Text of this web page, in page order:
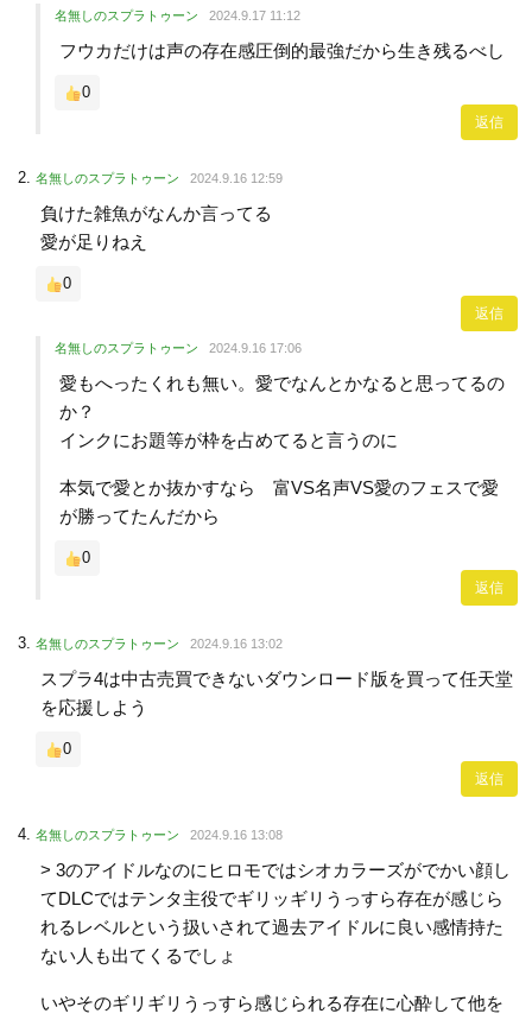
名無しのスプラトゥーン 2024.9.17 11:12
フウカだけは声の存在感圧倒的最強だから生き残るべし
0
返信
名無しのスプラトゥーン 2024.9.16 12:59
負けた雑魚がなんか言ってる
愛が足りねえ
0
返信
名無しのスプラトゥーン 2024.9.16 17:06
愛もへったくれも無い。愛でなんとかなると思ってるの
か？
インクにお題等が枠を占めてると言うのに
本気で愛とか抜かすなら 富VS名声VS愛のフェスで愛
が勝ってたんだから
0
返信
名無しのスプラトゥーン 2024.9.16 13:02
スプラ4は中古売買できないダウンロード版を買って任天堂
を応援しよう
0
返信
名無しのスプラトゥーン 2024.9.16 13:08
> 3のアイドルなのにヒロモではシオカラーズがでかい顔し
てDLCではテンタ主役でギリッギリうっすら存在が感じら
れるレベルという扱いされて過去アイドルに良い感情持た
ない人も出てくるでしょ
いやそのギリギリうっすら感じられる存在に心酔して他を